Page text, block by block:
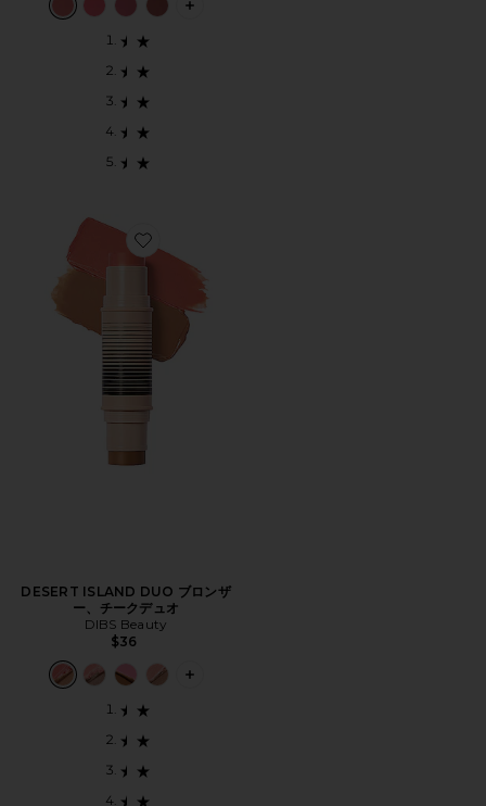
PLUS ICON TO SEE MORE OPTIONS
Favorite DESERT ISLAND DUO ブロンザー、チークデ
DESERT ISLAND DUO ブロンザ
ー、チークデュオ
DIBS Beauty
$36
PLUS ICON TO SEE MORE OPTIONS